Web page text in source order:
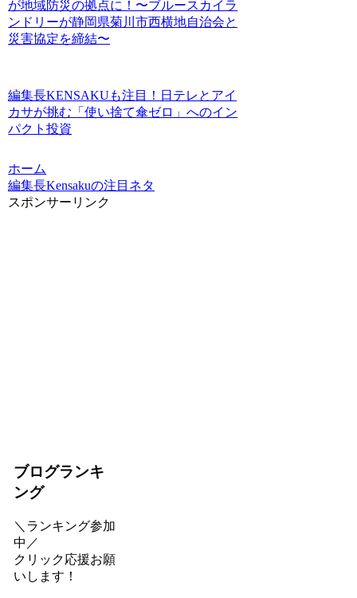
が地域防災の拠点に！〜ブルースカイラ
ンドリーが静岡県菊川市西横地自治会と
災害協定を締結〜
編集長KENSAKUも注目！日テレとアイ
カサが挑む「使い捨て傘ゼロ」へのイン
パクト投資
ホーム
編集長Kensakuの注目ネタ
スポンサーリンク
ブログランキ
ング
＼ランキング参加
中／
クリック応援お願
いします！